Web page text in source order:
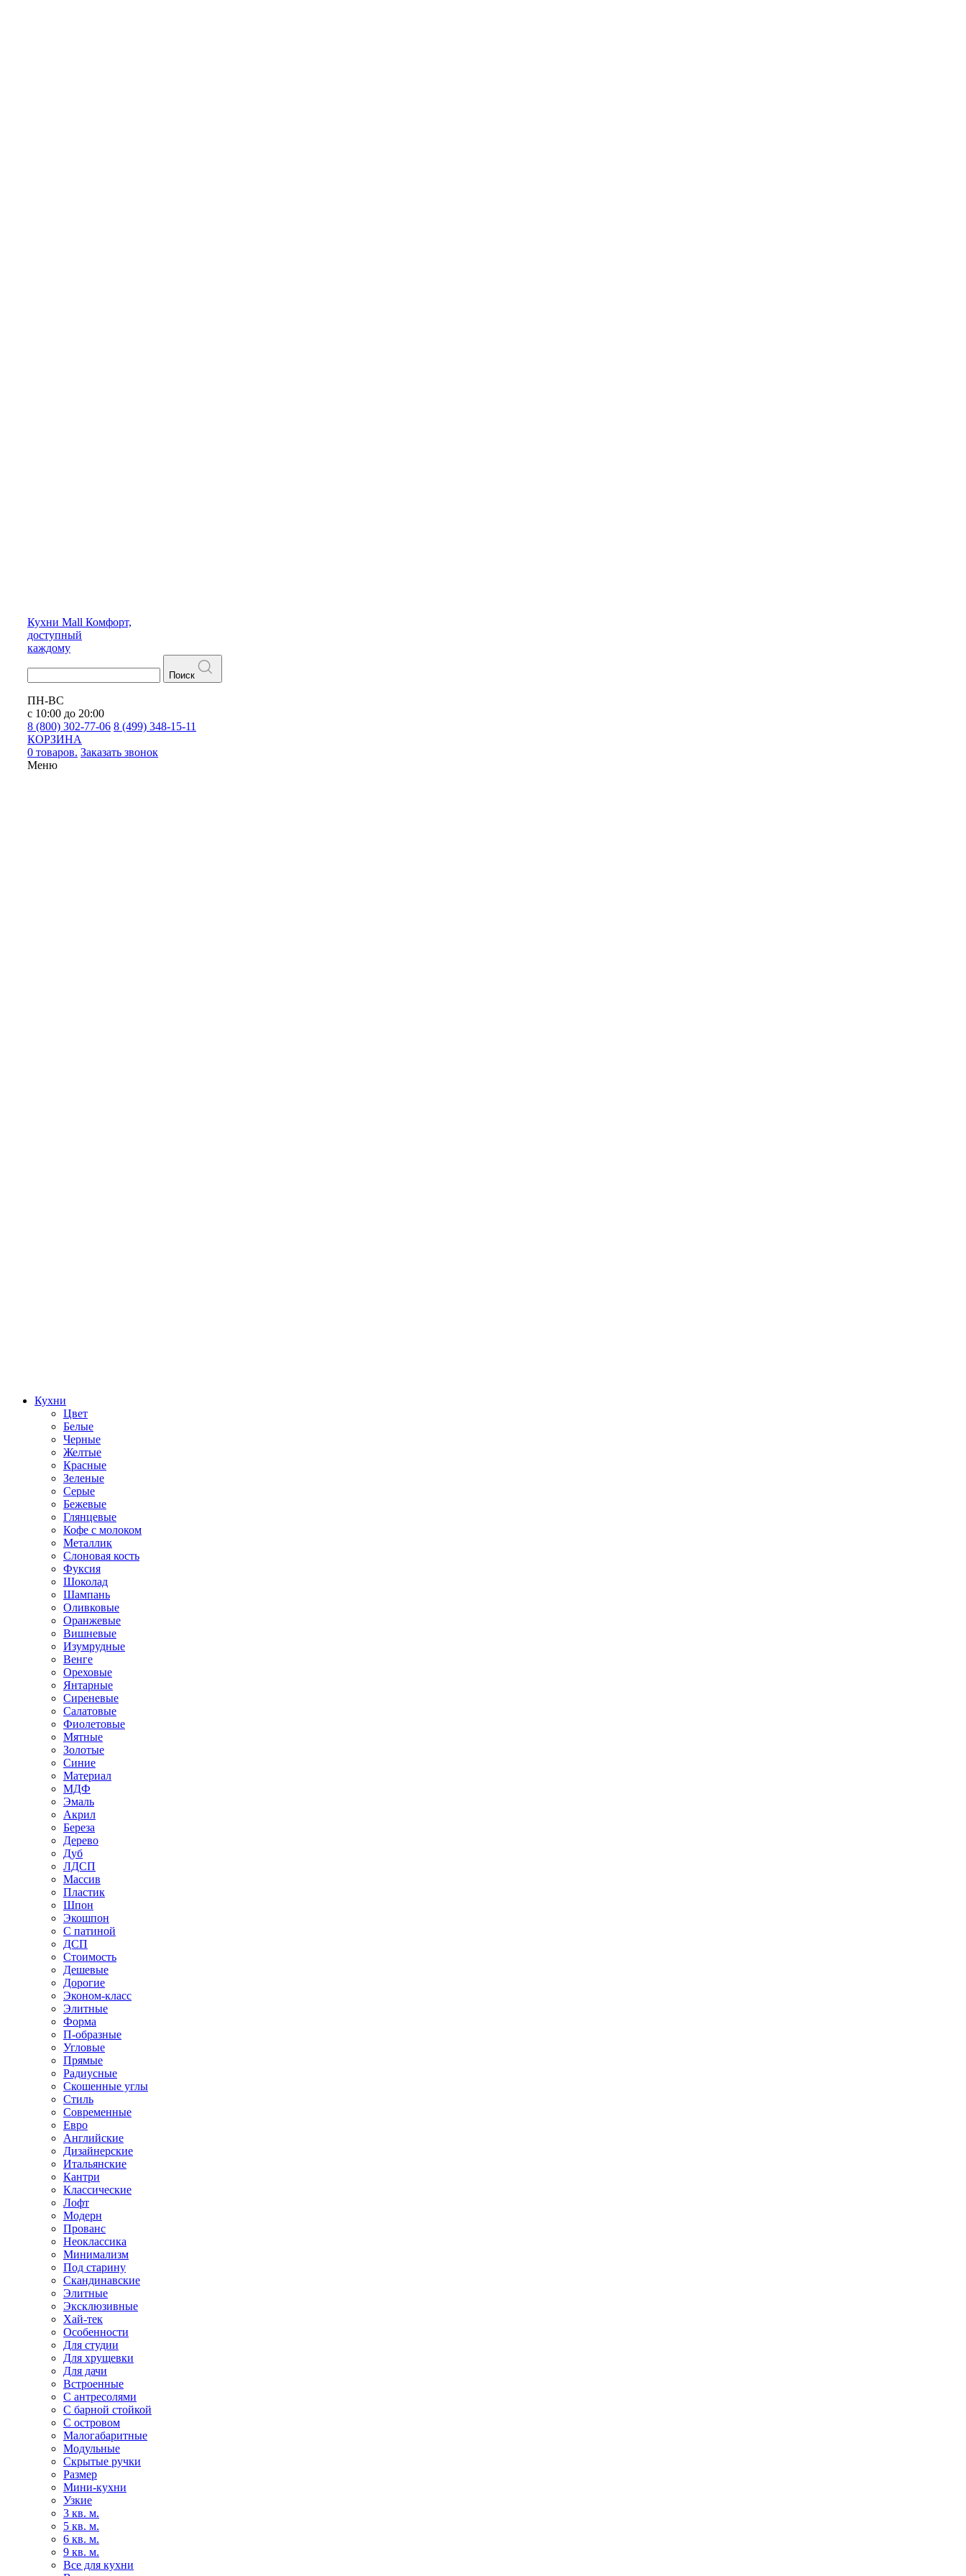
Кухни Mall Комфорт,
доступный
каждому
Поиск
ПН-ВС
с 10:00 до 20:00
8 (800) 302-77-06 8 (499) 348-15-11
КОРЗИНА
0 товаров. Заказать звонок
Меню
Кухни
Цвет
Белые
Черные
Желтые
Красные
Зеленые
Серые
Бежевые
Глянцевые
Кофе с молоком
Металлик
Слоновая кость
Фуксия
Шоколад
Шампань
Оливковые
Оранжевые
Вишневые
Изумрудные
Венге
Ореховые
Янтарные
Сиреневые
Салатовые
Фиолетовые
Мятные
Золотые
Синие
Материал
МДФ
Эмаль
Акрил
Береза
Дерево
Дуб
ЛДСП
Массив
Пластик
Шпон
Экошпон
С патиной
ДСП
Стоимость
Дешевые
Дорогие
Эконом-класс
Элитные
Форма
П-образные
Угловые
Прямые
Радиусные
Скошенные углы
Стиль
Современные
Евро
Английские
Дизайнерские
Итальянские
Кантри
Классические
Лофт
Модерн
Прованс
Неоклассика
Минимализм
Под старину
Скандинавские
Элитные
Эксклюзивные
Хай-тек
Особенности
Для студии
Для хрущевки
Для дачи
Встроенные
С антресолями
С барной стойкой
С островом
Малогабаритные
Модульные
Скрытые ручки
Размер
Мини-кухни
Узкие
3 кв. м.
5 кв. м.
6 кв. м.
9 кв. м.
Все для кухни